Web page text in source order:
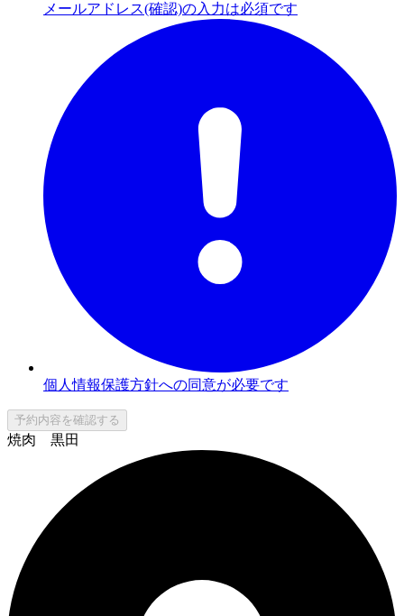
メールアドレス(確認)の入力は必須です
個人情報保護方針への同意が必要です
予約内容を確認する
焼肉 黒田